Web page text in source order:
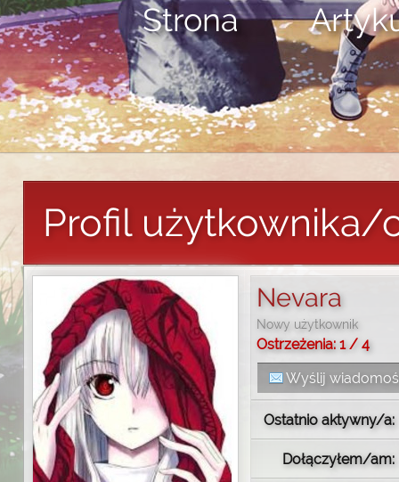
Strona
Profil użytkownika/
Nevara
Nowy użytkownik
Ostrzeżenia: 1 / 4
Wyślij
Ostatnio aktywny/a:
Dołączyłem/am: